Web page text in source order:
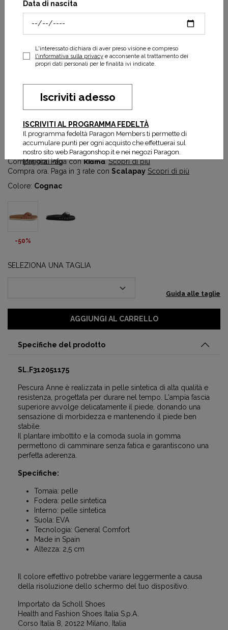
Pescura Anne
57,50 € 115,00 €
Prezzo più basso degli ultimi 30 gg:57,50 €
Compra ora. Paga conKlarna.Scopri di più
Compra ora. Paga in 3 rate con Scalapay Scopri di più
Colore: Cognac
-50%
SELEZIONA UNA TAGLIA
Guida alle taglie
AGGIUNGI AL CARRELLO
Specifiche del prodotto
SL.F312051175
Pescura Anne è realizzata in pelle sintetica di alta qualità e
resistenza, progettata per durare nel tempo. L'ampia fascia
superiore avvolge delicatamente il piede, donando una
sensazione di morbidezza e mantenendo il piede ben
stabile.
Il plantare imbottito e la comoda suola in gomma
permettono di camminare senza fatica e garantiscono una
perfetta aderenza.
Specifiche:
Tomaia: pelle
Fodera: pelle sintetica
Interno: pelle sintetica
Suola: EVA
Tecnologia: General Comfort
Made in Spain
Altezza: 2,5 cm
Il colore effettivo potrebbe variare leggermente a causa
della risoluzione dello schermo del tuo dispositivo.
Importato da Scholl Shoes
Health and Fashion Shoes Italia S.p.A.
Corso Italia 8, 20122 Milano, Italia
Data di nascita
L'interessato dichiara di aver preso visione e compreso
l'informativa sulla privacye acconsente al trattamento dei
propri dati personali per le finalità ivi indicate.
Iscriviti adesso
ISCRIVITI AL PROGRAMMA FEDELTÀ
Il programma fedeltà Paragon Members ti permette di
accumulare punti per ogni acquisto che effettuerai sul
nostro sito web Paragonshop.it e nei negozi Paragon.
Maggiori info